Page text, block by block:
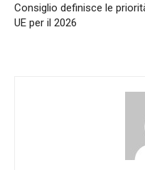
Consiglio definisce le
UE per il 2026